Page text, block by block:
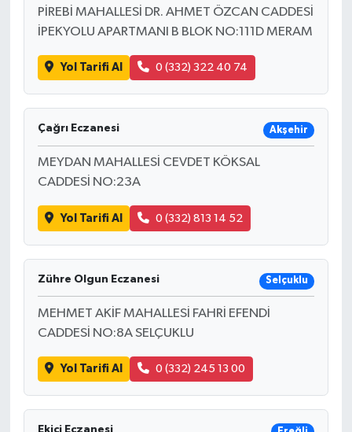
PİREBİ MAHALLESİ DR. AHMET ÖZCAN CADDESİ
İPEKYOLU APARTMANI B BLOK NO:111D MERAM
Yol Tarifi Al 0 (332) 322 40 74
Çağrı Eczanesi Akşehir
MEYDAN MAHALLESİ CEVDET KÖKSAL
CADDESİ NO:23A
Yol Tarifi Al 0 (332) 813 14 52
Zühre Olgun Eczanesi Selçuklu
MEHMET AKİF MAHALLESİ FAHRİ EFENDİ
CADDESİ NO:8A SELÇUKLU
Yol Tarifi Al 0 (332) 245 13 00